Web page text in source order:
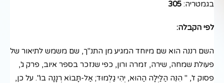
בגמטריה: 305
לפי הקבלה:
השם רננה הוא שם מיוחד המגיע מן התנ"ך, שם משמש לתיאור של
פעולת שמחה, שירה, זמרה ורון, כפי שנזכר בספר איוב, פרק ג',
פסוק ז', " הִנֵּה הַלַּיְלָה הַהוּא, יְהִי גַלְמוּד; אַל-תָּבוֹא רְנָנָה בוֹ". על כן,